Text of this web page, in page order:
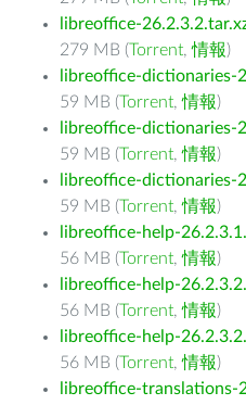
libreoffice-
279 MB (Torrent,情報)
libreoffice-dictionaries-
59 MB (Torrent,情報)
libreoffice-dictionaries-
59 MB (Torrent,情報)
libreoffice-dictionaries-
59 MB (Torrent,情報)
libreoffice-help-
56 MB (Torrent,情報)
libreoffice-help-
56 MB (Torrent,情報)
libreoffice-help-
56 MB (Torrent,情報)
libreoffice-translations-